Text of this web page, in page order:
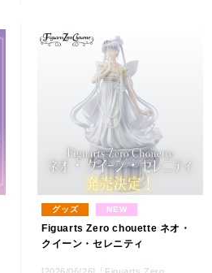
グッズ NEW
Figuarts Zero chouette ネオ・
クイーン・セレニティ